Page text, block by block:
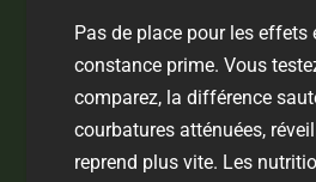
Pas de place pour les effets
constance prime. Vous
comparez, la différence
courbatures atténuées,
reprend plus vite. Les